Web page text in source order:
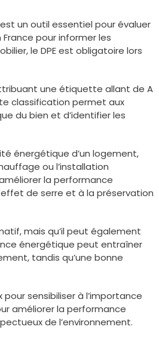
un outil essentiel pour évaluer
pour informer les
le DPE est obligatoire lors
une étiquette allant de A
classification permet aux
du bien et d’identifier les
énergétique d’un logement,
ou l’installation
la performance
de serre et à la préservation
mais qu’il peut également
énergétique peut entraîner
tandis qu’une bonne
sensibiliser à l’importance
améliorer la performance
de l’environnement.